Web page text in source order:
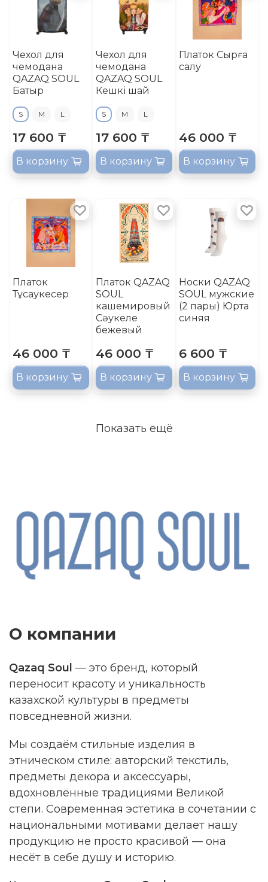
Чехол для
чемодана
QAZAQ SOUL
Батыр
S M L
17 600 ₸
В корзину
Чехол для
чемодана
QAZAQ SOUL
Кешкі шай
S M L
17 600 ₸
В корзину
Платок Сырға
салу
46 000 ₸
В корзину
Платок
Тұсаукесер
46 000 ₸
В корзину
Платок QAZAQ
SOUL
кашемировый
Сәукеле
бежевый
46 000 ₸
В корзину
Носки QAZAQ
SOUL мужские
(2 пары) Юрта
синяя
6 600 ₸
В корзину
Показать ещё
О компании
Qazaq Soul — это бренд, который
переносит красоту и уникальность
казахской культуры в предметы
повседневной жизни.
Мы создаём стильные изделия в
этническом стиле: авторский текстиль,
предметы декора и аксессуары,
вдохновлённые традициями Великой
степи. Современная эстетика в сочетании с
национальными мотивами делает нашу
продукцию не просто красивой — она
несёт в себе душу и историю.